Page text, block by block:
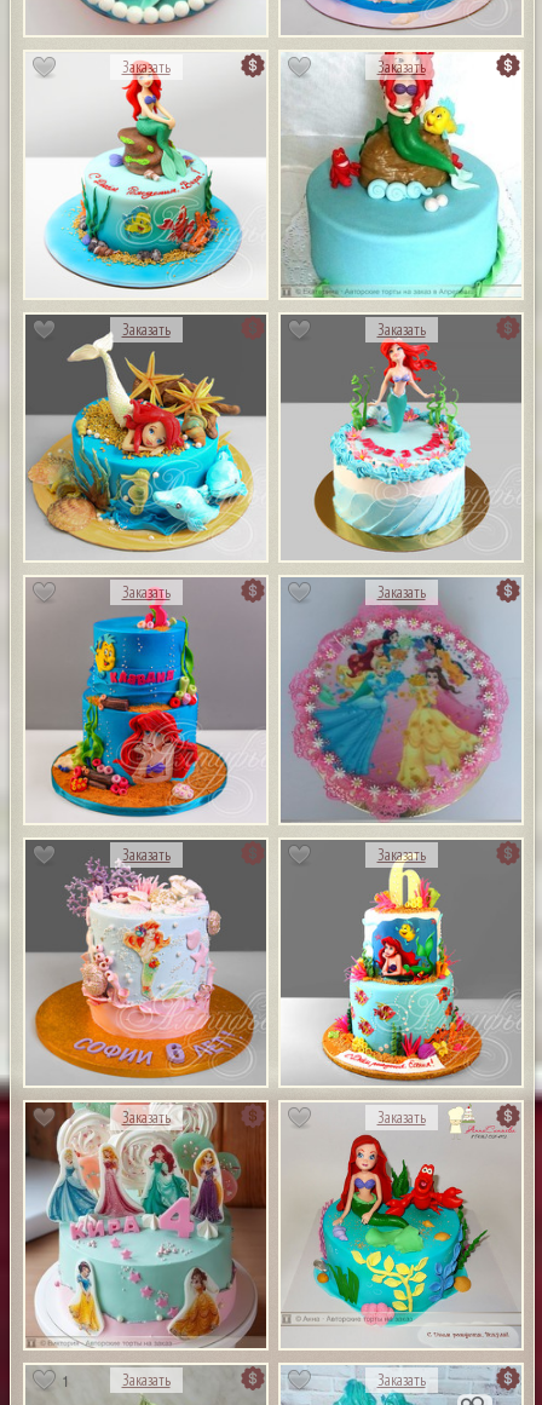
Заказать Заказать
Заказать Заказать
Заказать Заказать
Заказать Заказать
Заказать Заказать
1 Заказать Заказать